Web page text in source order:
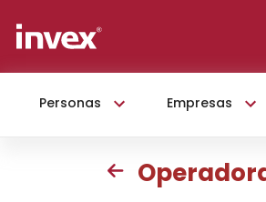
Personas Empresas